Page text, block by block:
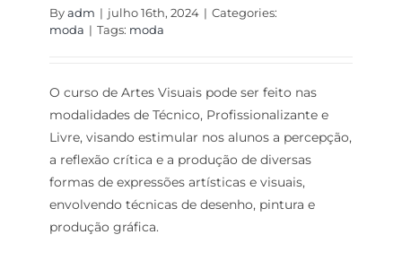
Byadm | julho 16th, 2024 | Categories:
moda | Tags: moda
O curso de Artes Visuais pode ser feito nas
modalidades de Técnico, Profissionalizante e
Livre, visando estimular nos alunos a percepção,
a reflexão crítica e a produção de diversas
formas de expressões artísticas e visuais,
envolvendo técnicas de desenho, pintura e
produção gráfica.